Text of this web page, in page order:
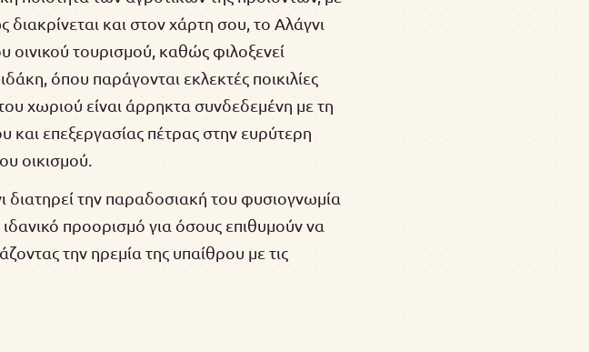
και στον χάρτη σου, το Αλάγνι
οινικού τουρισμού, καθώς φιλοξενεί
όπου παράγονται εκλεκτές ποικιλίες
χωριού είναι άρρηκτα συνδεδεμένη με τη
επεξεργασίας πέτρας στην ευρύτερη
οικισμού.
την παραδοσιακή του φυσιογνωμία
ιδανικό προορισμό για όσους επιθυμούν να
την ηρεμία της υπαίθρου με τις